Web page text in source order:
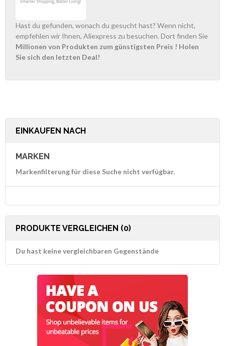
Hast du gefunden, wonach du gesucht hast? Wenn nicht,
empfehlen wir Ihnen, Aliexpress zu besuchen. Dort finden Sie
Millionen von Produkten zum günstigsten Preis ! Holen
Sie sich den letzten Deal!
EINKAUFEN NACH
MARKEN
Markenfilterung für diese Suche nicht verfügbar.
PRODUKTE VERGLEICHEN (0)
Du hast keine vergleichbaren Gegenstände